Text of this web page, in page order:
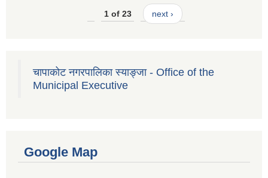
1 of 23 next ›
चापाकोट नगरपालिका स्याङ्जा - Office of the
Municipal Executive
Google Map